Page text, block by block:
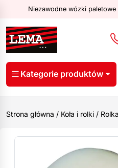
Niezawodne wózki
Kategorie produktów
Strona główna / Koła i rolki /